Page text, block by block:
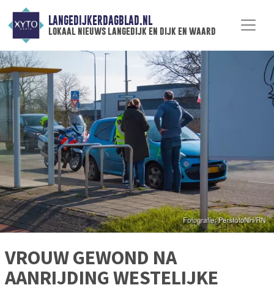
LANGEDIJKERDAGBLAD.NL
lokaal nieuws langedijk en dijk en waard
VROUW GEWOND NA
AANRIJDING WESTELIJKE